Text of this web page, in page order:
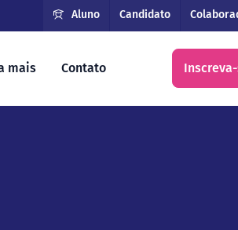
Aluno Candidato
mais Contato